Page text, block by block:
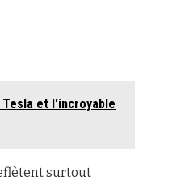
et l'incroyable
surtout